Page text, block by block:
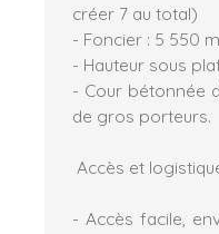
créer 7 au total)
- Foncier : 5 550
- Hauteur sous
- Cour bétonnée
de gros porteurs.
Accès et
- Accès facile,